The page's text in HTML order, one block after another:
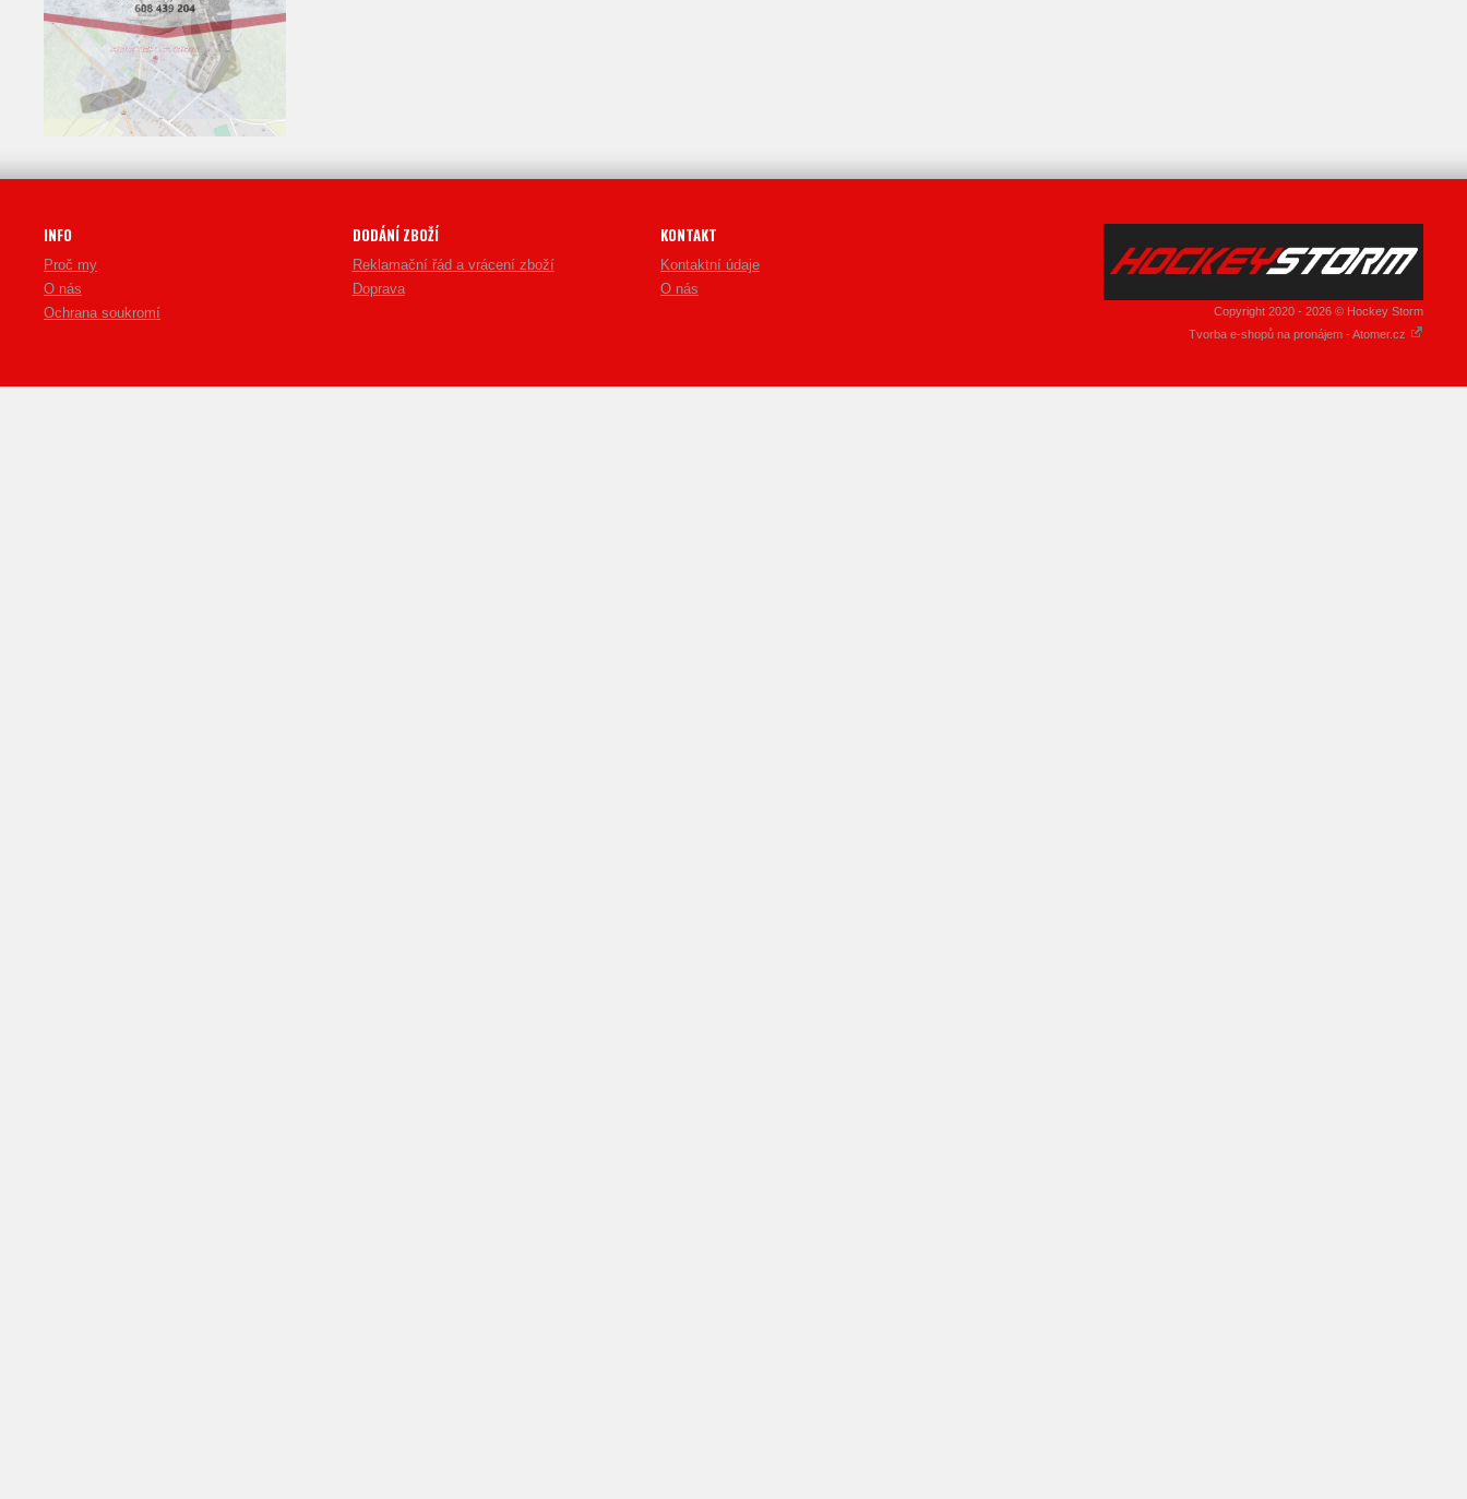
INFO
Proč my
O nás
Ochrana soukromí
DODÁNÍ ZBOŽÍ
Reklamační řád a vrácení zboží
Doprava
KONTAKT
Kontaktní údaje
O nás
Copyright 2020 - 2026 © Hockey Storm
Tvorba e-shopů na pronájem - Atomer.cz